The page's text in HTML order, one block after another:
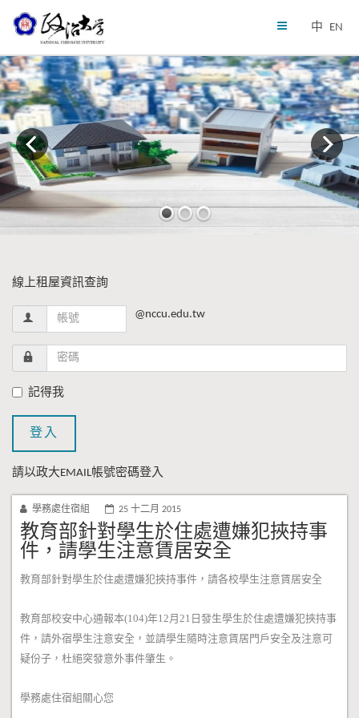
中 EN
線上租屋資訊查詢
@nccu.edu.tw
記得我
登入
請以政大EMAIL帳號密碼登入
學務處住宿組 25 十二月 2015
教育部針對學生於住處遭嫌犯挾持事
件，請學生注意賃居安全
教育部針對學生於住處遭嫌犯挾持事件，請各校學生注意賃居安全
教育部校安中心通報本(104)年12月21日發生學生於住處遭嫌犯挾持事
件，請外宿學生注意安全，並請學生隨時注意賃居門戶安全及注意可
疑份子，杜絕突發意外事件肇生。
學務處住宿組關心您